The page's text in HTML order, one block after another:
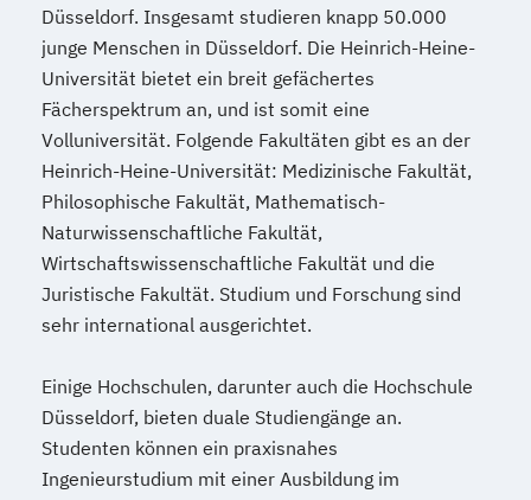
Düsseldorf. Insgesamt studieren knapp 50.000
junge Menschen in Düsseldorf. Die Heinrich-Heine-
Universität bietet ein breit gefächertes
Fächerspektrum an, und ist somit eine
Volluniversität. Folgende Fakultäten gibt es an der
Heinrich-Heine-Universität: Medizinische Fakultät,
Philosophische Fakultät, Mathematisch-
Naturwissenschaftliche Fakultät,
Wirtschaftswissenschaftliche Fakultät und die
Juristische Fakultät. Studium und Forschung sind
sehr international ausgerichtet.
Einige Hochschulen, darunter auch die Hochschule
Düsseldorf, bieten duale Studiengänge an.
Studenten können ein praxisnahes
Ingenieurstudium mit einer Ausbildung im